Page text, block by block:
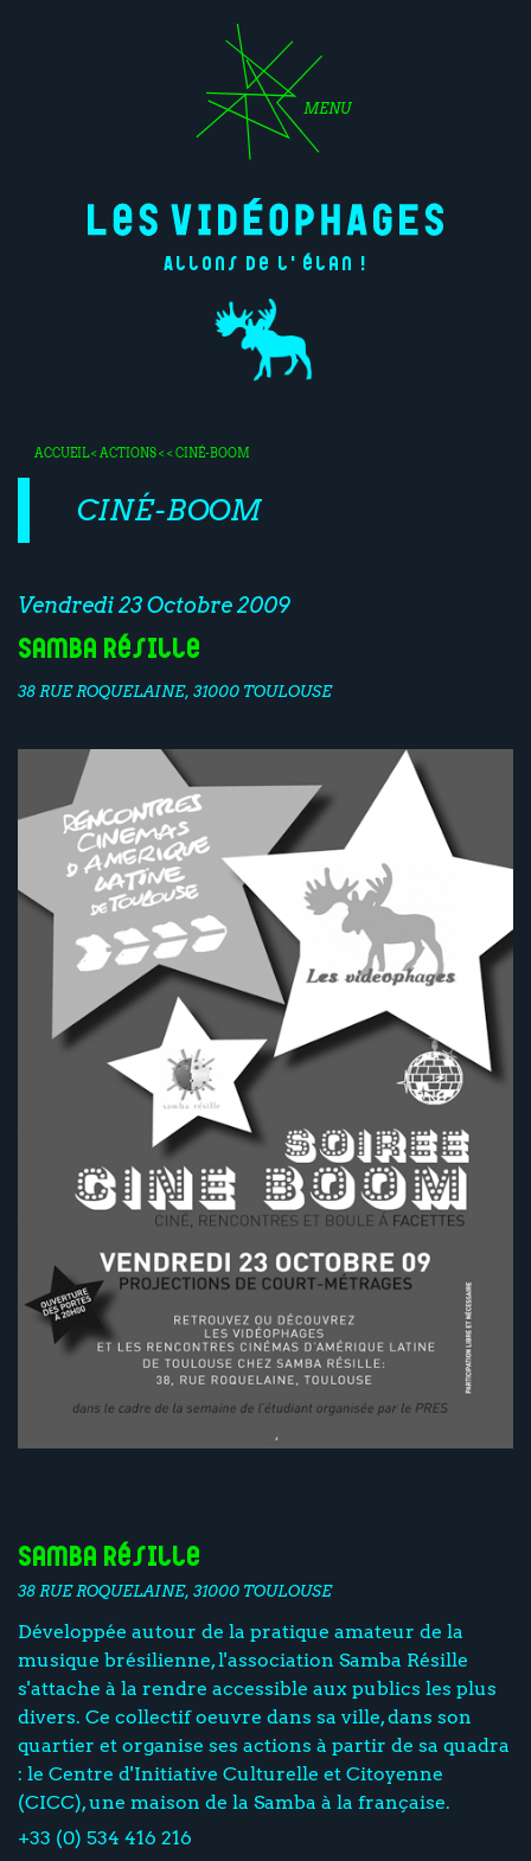
MENU
Allons de l'élan !
ACCUEIL<ACTIONS< < CINÉ-BOOM
CINÉ-BOOM
Vendredi 23 Octobre 2009
Samba Résille
38 RUE ROQUELAINE, 31000 TOULOUSE
Samba Résille
38 RUE ROQUELAINE, 31000 TOULOUSE
Développée autour de la pratique amateur de la
musique brésilienne, l'association Samba Résille
s'attache à la rendre accessible aux publics les plus
divers. Ce collectif oeuvre dans sa ville, dans son
quartier et organise ses actions à partir de sa quadra
: le Centre d'Initiative Culturelle et Citoyenne
(CICC), une maison de la Samba à la française.
+33 (0) 534 416 216